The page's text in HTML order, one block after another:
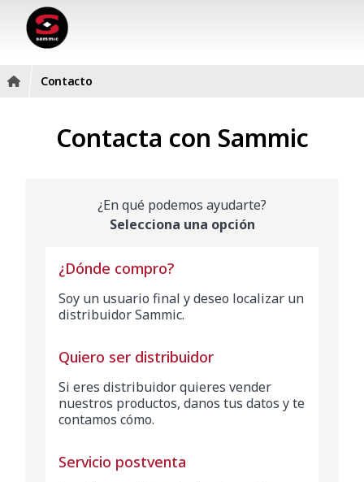
Contacto
Contacta con Sammic
¿En qué podemos ayudarte?
Selecciona una opción
¿Dónde compro?
Soy un usuario final y deseo localizar un
distribuidor Sammic.
Quiero ser distribuidor
Si eres distribuidor quieres vender
nuestros productos, danos tus datos y te
contamos cómo.
Servicio postventa